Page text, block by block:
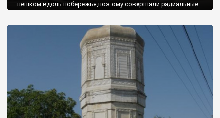
пешком вдоль побережья,поэтому совершали радиальные